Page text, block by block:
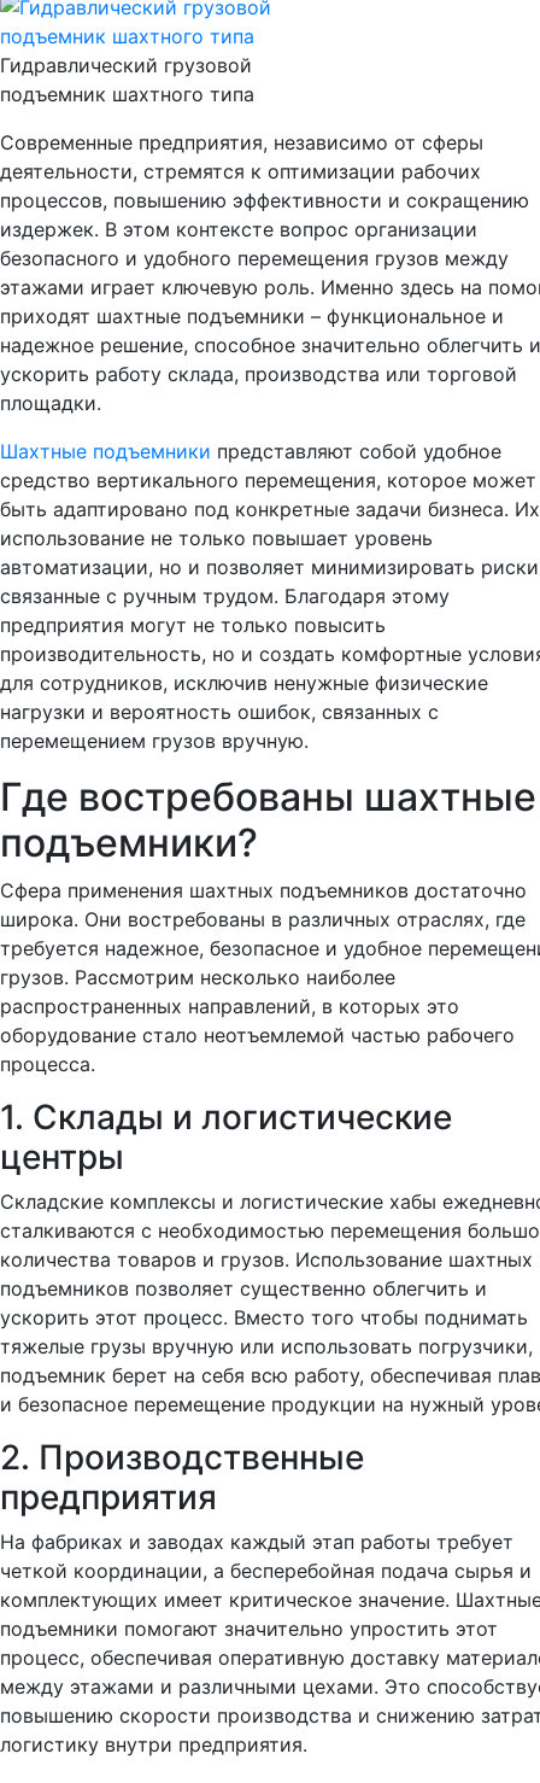
Гидравлический грузовой
подъемник шахтного типа
Современные предприятия, независимо от сферы
деятельности, стремятся к оптимизации рабочих
процессов, повышению эффективности и сокращению
издержек. В этом контексте вопрос организации
безопасного и удобного перемещения грузов между
этажами играет ключевую роль. Именно здесь на
приходят шахтные подъемники – функциональное и
надежное решение, способное значительно облегчить и
ускорить работу склада, производства или торговой
площадки.
Шахтные подъемники представляют собой удобное
средство вертикального перемещения, которое может
быть адаптировано под конкретные задачи бизнеса. Их
использование не только повышает уровень
автоматизации, но и позволяет минимизировать
связанные с ручным трудом. Благодаря этому
предприятия могут не только повысить
производительность, но и создать комфортные
для сотрудников, исключив ненужные физические
нагрузки и вероятность ошибок, связанных с
перемещением грузов вручную.
Где востребованы шахтные
подъемники?
Сфера применения шахтных подъемников достаточно
широка. Они востребованы в различных отраслях, где
требуется надежное, безопасное и удобное
грузов. Рассмотрим несколько наиболее
распространенных направлений, в которых это
оборудование стало неотъемлемой частью рабочего
процесса.
1. Склады и логистические
центры
Складские комплексы и логистические хабы
сталкиваются с необходимостью перемещения
количества товаров и грузов. Использование шахтных
подъемников позволяет существенно облегчить и
ускорить этот процесс. Вместо того чтобы поднимать
тяжелые грузы вручную или использовать погрузчики,
подъемник берет на себя всю работу, обеспечивая
и безопасное перемещение продукции на нужный
2. Производственные
предприятия
На фабриках и заводах каждый этап работы требует
четкой координации, а бесперебойная подача сырья и
комплектующих имеет критическое значение.
подъемники помогают значительно упростить этот
процесс, обеспечивая оперативную доставку
между этажами и различными цехами. Это
повышению скорости производства и снижению
логистику внутри предприятия.